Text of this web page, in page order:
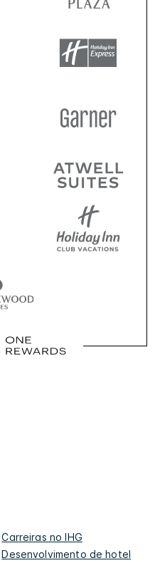
Carreiras no IHG
Desenvolvimento de hotel